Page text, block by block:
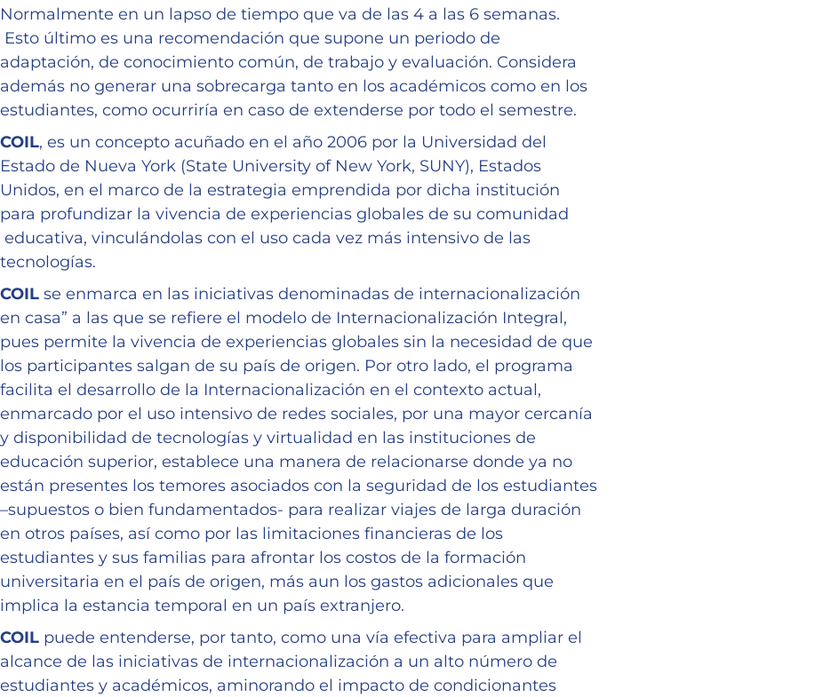
Normalmente en un lapso de tiempo que va de las 4 a las 6 semanas.
Esto último es una recomendación que supone un periodo de
adaptación, de conocimiento común, de trabajo y evaluación. Considera
además no generar una sobrecarga tanto en los académicos como en los
estudiantes, como ocurriría en caso de extenderse por todo el semestre.
COIL, es un concepto acuñado en el año 2006 por la Universidad del
Estado de Nueva York (State University of New York, SUNY), Estados
Unidos, en el marco de la estrategia emprendida por dicha institución
para profundizar la vivencia de experiencias globales de su comunidad
educativa, vinculándolas con el uso cada vez más intensivo de las
tecnologías.
COIL se enmarca en las iniciativas denominadas de internacionalización
en casa” a las que se refiere el modelo de Internacionalización Integral,
pues permite la vivencia de experiencias globales sin la necesidad de que
los participantes salgan de su país de origen. Por otro lado, el programa
facilita el desarrollo de la Internacionalización en el contexto actual,
enmarcado por el uso intensivo de redes sociales, por una mayor cercanía
y disponibilidad de tecnologías y virtualidad en las instituciones de
educación superior, establece una manera de relacionarse donde ya no
están presentes los temores asociados con la seguridad de los estudiantes
–supuestos o bien fundamentados- para realizar viajes de larga duración
en otros países, así como por las limitaciones financieras de los
estudiantes y sus familias para afrontar los costos de la formación
universitaria en el país de origen, más aun los gastos adicionales que
implica la estancia temporal en un país extranjero.
COIL puede entenderse, por tanto, como una vía efectiva para ampliar el
alcance de las iniciativas de internacionalización a un alto número de
estudiantes y académicos, aminorando el impacto de condicionantes